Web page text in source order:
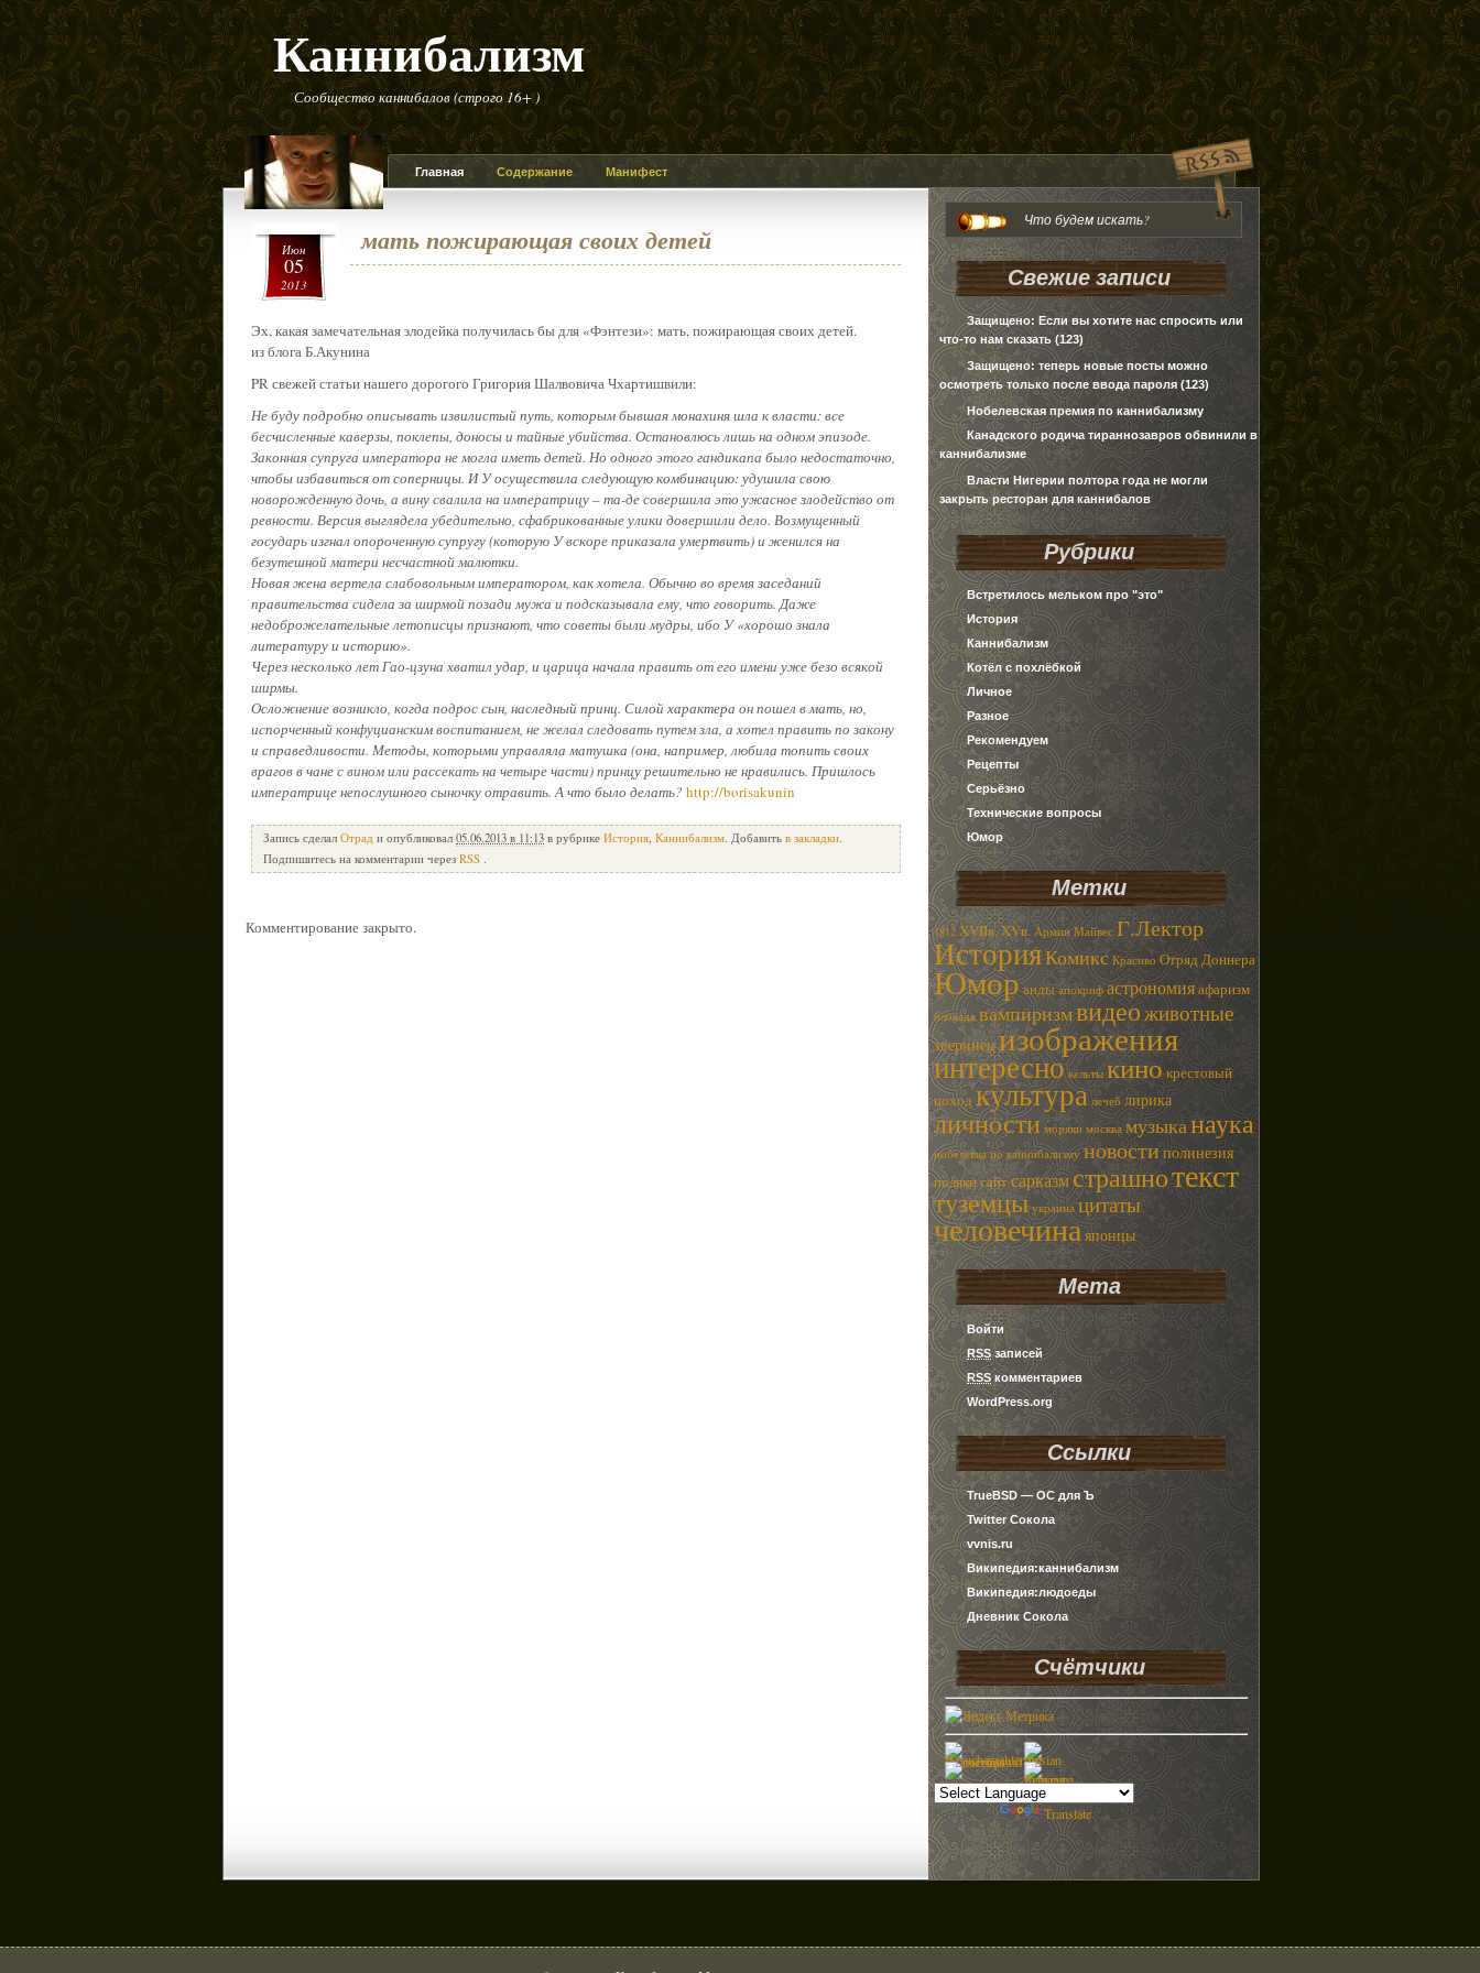
Каннибализм
Сообщество каннибалов (строго 16+ )
Главная Содержание Манифест
Свежие записи
Защищено: Если вы хотите нас спросить или
что-то нам сказать (123)
Защищено: теперь новые посты можно
осмотреть только после ввода пароля (123)
Нобелевская премия по каннибализму
Канадского родича тираннозавров обвинили в
каннибализме
Власти Нигерии полтора года не могли
закрыть ресторан для каннибалов
Рубрики
Встретилось мельком про "это"
История
Каннибализм
Котёл с похлёбкой
Личное
Разное
Рекомендуем
Рецепты
Серьёзно
Технические вопросы
Юмор
Метки
1812 XVIIв.XVв. Армин Майвес Г.Лектор
ИсторияКомикс Красиво Отряд Доннера
Юморанды апокриф астрономияафаризм
блокада вампиризмвидеоживотные
зверинецизображения
интересно кельты кино крестовый
поход культура лечеб лирика
личности моряки москва музыканаука
нобелевка по каннибализму новостиполинезия
полякисайтсарказмстрашнотекст
туземцы украина цитаты
человечинаяпонцы
Мета
Войти
RSSзаписей
RSSкомментариев
WordPress.org
Ссылки
TrueBSD — ОС для Ъ
Twitter Сокола
vvnis.ru
Википедия:каннибализм
Википедия:людоеды
Дневник Сокола
Счётчики
Powered by Translate
Июн
05
2013
мать пожирающая своих детей
Эх, какая замечательная злодейка получилась бы для «Фэнтези»: мать, пожирающая своих детей.
из блога Б.Акунина
PR свежей статьи нашего дорогого Григория Шалвовича Чхартишвили:
Не буду подробно описывать извилистый путь, которым бывшая монахиня шла к власти: все
бесчисленные каверзы, поклепы, доносы и тайные убийства. Остановлюсь лишь на одном эпизоде.
Законная супруга императора не могла иметь детей. Но одного этого гандикапа было недостаточно,
чтобы избавиться от соперницы. И У осуществила следующую комбинацию: удушила свою
новорожденную дочь, а вину свалила на императрицу – та-де совершила это ужасное злодейство от
ревности. Версия выглядела убедительно, сфабрикованные улики довершили дело. Возмущенный
государь изгнал опороченную супругу (которую У вскоре приказала умертвить) и женился на
безутешной матери несчастной малютки.
Новая жена вертела слабовольным императором, как хотела. Обычно во время заседаний
правительства сидела за ширмой позади мужа и подсказывала ему, что говорить. Даже
недоброжелательные летописцы признают, что советы были мудры, ибо У «хорошо знала
литературу и историю».
Через несколько лет Гао-цзуна хватил удар, и царица начала править от его имени уже безо всякой
ширмы.
Осложнение возникло, когда подрос сын, наследный принц. Силой характера он пошел в мать, но,
испорченный конфуцианским воспитанием, не желал следовать путем зла, а хотел править по закону
и справедливости. Методы, которыми управляла матушка (она, например, любила топить своих
врагов в чане с вином или рассекать на четыре части) принцу решительно не нравились. Пришлось
императрице непослушного сыночку отравить. А что было делать? http://borisakunin
Запись сделал Отрад и опубликовал 05.06.2013 в 11:13 в рубрике История, Каннибализм. Добавить в закладки.
Подпишитесь на комментарии через RSS .
Комментирование закрыто.